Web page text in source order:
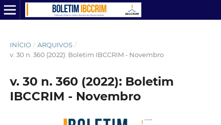
INÍCIO / ARQUIVOS /
v. 30 n. 360 (2022): Boletim IBCCRIM - Novembro
v. 30 n. 360 (2022): Boletim
IBCCRIM - Novembro